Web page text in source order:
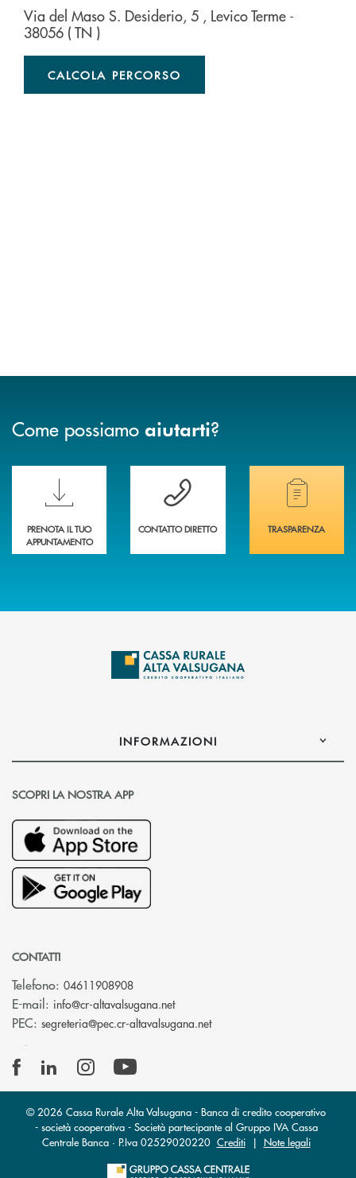
Via del Maso S. Desiderio, 5 , Levico Terme -
38056 ( TN )
CALCOLA PERCORSO
Come possiamo aiutarti?
Scopri le funzionalità della nuova PRENOTA BANCA
PRENOTA IL TUO
APPUNTAMENTO
Hai bisogno di assistenza immediata?
CONTATTO DIRETTO
Hai bisogno di
TRASPARENZA
INFORMAZIONI
SCOPRI LA NOSTRA APP
CONTATTI
Telefono: 04611908908
E-mail: info@cr-altavalsugana.net(si apre l’app di posta
PEC: segreteria@pec.cr-altavalsugana.net(si apre l’app di posta
© 2026 Cassa Rurale Alta Valsugana - Banca di credito cooperativo
- società cooperativa - Società partecipante al Gruppo IVA Cassa
Centrale Banca · P.Iva 02529020220 Crediti| Note legali